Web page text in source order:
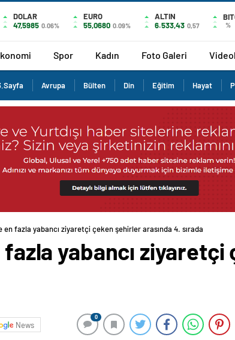
DOLAR
47,5985 0.06%
EURO
55,0680 0.09%
ALTIN
6.533,43 0,57 %
Spor Kadın Foto Galeri
Avrupa Bülten Din Eğitim Hayat
en fazla yabancı ziyaretçi çeken şehirler arasında 4. sırada
yabancı
News
0